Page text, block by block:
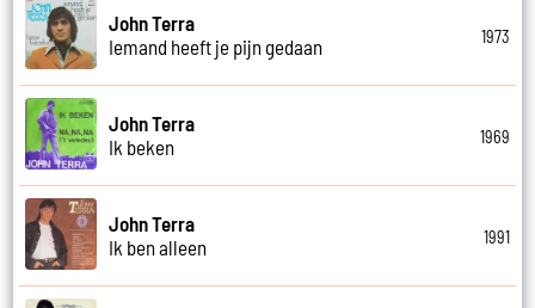
John Terra
Iemand heeft je pijn gedaan
1973
John Terra
Ik beken
1969
John Terra
Ik ben alleen
1991